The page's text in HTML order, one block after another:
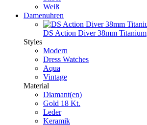
Weiß
Damenuhren
DS Action Diver 38mm Titanium
Styles
Modern
Dress Watches
Aqua
Vintage
Material
Diamant(en)
Gold 18 Kt.
Leder
Keramik